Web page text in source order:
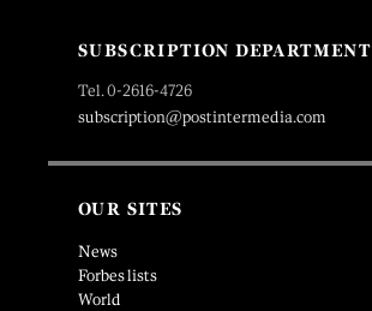
SUBSCRIPTION DEPARTMENT
Tel. 0-2616-4726
subscription@postintermedia.com
OUR SITES
News
Forbes lists
World